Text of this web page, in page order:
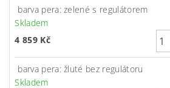
barva pera: zelené s regulátorem
Skladem
4 859 Kč
barva pera: žluté bez regulátoru
Skladem